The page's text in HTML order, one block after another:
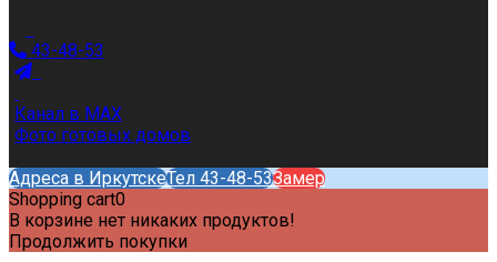
43-48-53
Канал в MAX
Фото готовых домов
Адреса в ИркутскеТел 43-48-53Замер
Shopping cart0
В корзине нет никаких продуктов!
Продолжить покупки